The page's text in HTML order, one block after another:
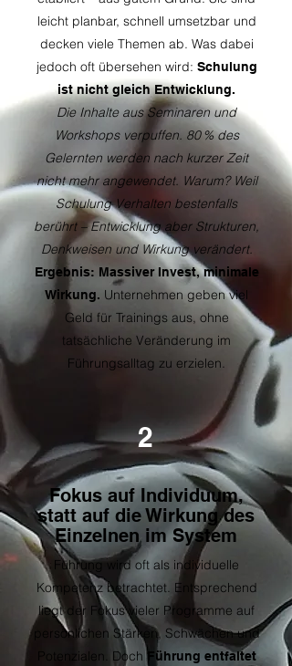
leicht planbar, schnell umsetzbar und
decken viele Themen ab. Was dabei
jedoch oft übersehen wird: Schulung
ist nicht gleich Entwicklung.
Die Inhalte aus Seminaren und
Workshops verpuffen. 80 % des
Gelernten werden nach kurzer Zeit
nicht mehr angewendet. Warum? Weil
Schulung Verhalten bestenfalls
berührt – Entwicklung aber Strukturen,
Denkweisen und Wirkung verändert.
Ergebnis: Massiver Invest, minimale
Wirkung. Unternehmen geben viel
Geld für Trainings aus, ohne
tatsächliche Veränderung im
Führungsalltag zu erzielen.
2
Fokus auf Individuum,
statt auf die Wirkung des
Einzelnen im System
Führung wird oft als individuelle
Kompetenz betrachtet. Entsprechend
liegt der Fokus vieler Programme auf
persönlichen Stärken, Schwächen und
Potenzialen. DochFührung entfaltet